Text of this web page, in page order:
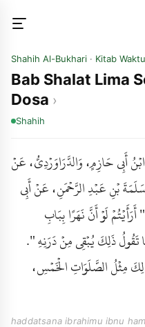
Shahih Al-Bukhari · Kitab
Bab Shalat Lima
Dosa
Shahih
أَبِي حَازِمٍ، وَالدَّرَاوَرْدِيُّ، عَنْ
بْنِ عَبْدِ الرَّحْمَنِ، عَنْ أَبِي
لَوْ أَنَّ نَهَرًا بِبَابِ
ذَلِكَ يُبْقِي مِنْ دَرَنِهِ ".
مِثْلُ الصَّلَوَاتِ الْخَمْسِ،
haddatsana ibrahimu ibnu